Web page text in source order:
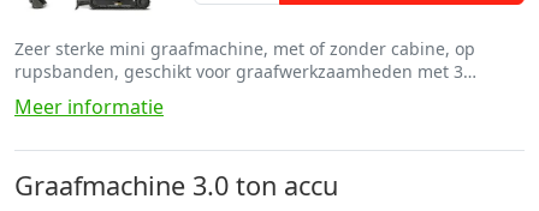
Zeer sterke mini graafmachine, met of zonder cabine, op
rupsbanden, geschikt voor graafwerkzaamheden met 3
verschillende bakken
Meer informatie
Graafmachine 3.0 ton accu